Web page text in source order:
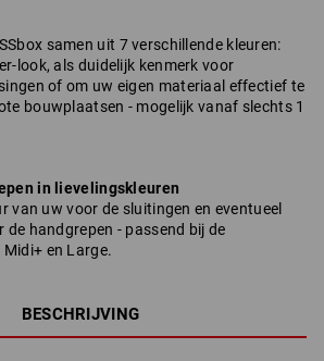
samen uit 7 verschillende kleuren:
look, als duidelijk kenmerk voor
of om uw eigen materiaal effectief te
bouwplaatsen - mogelijk vanaf slechts 1
in lievelingskleuren
van uw voor de sluitingen en eventueel
de handgrepen - passend bij de
Midi+ en Large.
BESCHRIJVING